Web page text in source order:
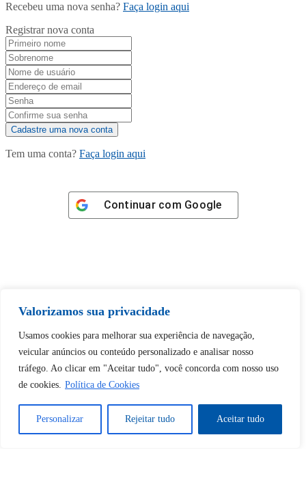
Valorizamos sua privacidade
Usamos cookies para melhorar sua experiência de navegação,
veicular anúncios ou conteúdo personalizado e analisar nosso
tráfego. Ao clicar em "Aceitar tudo", você concorda com nosso uso
de cookies. Política de Cookies
Personalizar Rejeitar tudo Aceitar tudo
Recebeu uma nova senha? Faça login aqui
Registrar nova conta
Tem uma conta? Faça login aqui
Continuar com Google
desbloquear esta publicação?
Desbloquear esquerda : 0